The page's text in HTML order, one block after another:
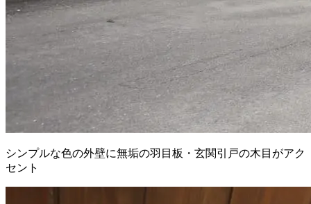
シンプルな色の外壁に無垢の羽目板・玄関引戸の木目がアク
セント